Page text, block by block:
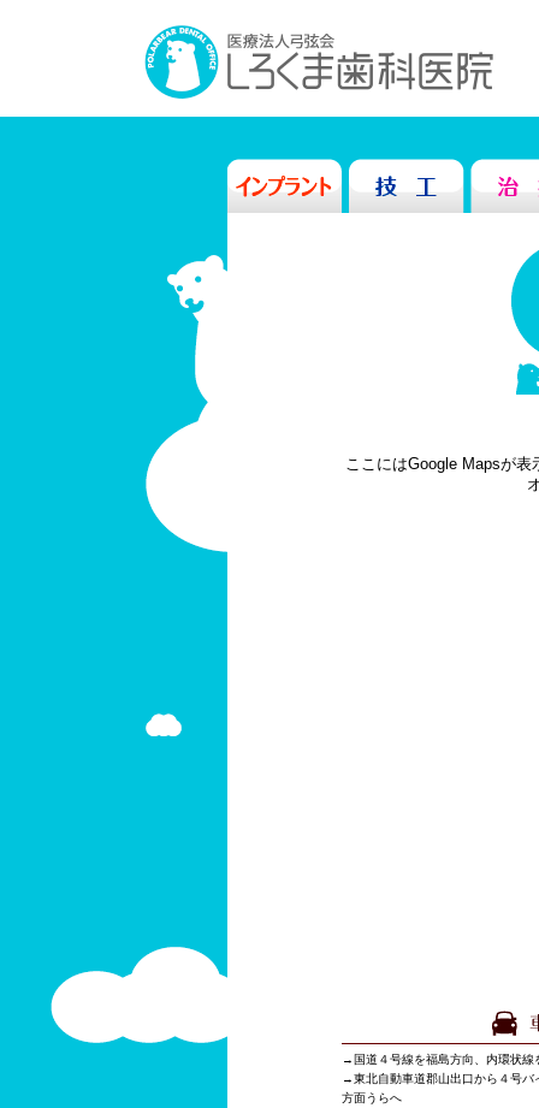
ここにはGoogle Mapsが
→国道４号線を福島方向、内環状線
→東北自動車道郡山出口から４号バ
方面うらへ